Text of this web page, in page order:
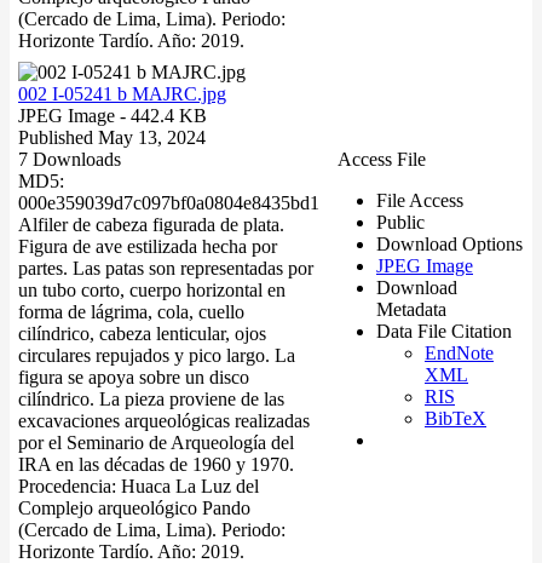
(Cercado de Lima, Lima). Periodo:
Horizonte Tardío. Año: 2019.
002 I-05241 b MAJRC.jpg
JPEG Image - 442.4 KB
Published May 13, 2024
7 Downloads
MD5:
000e359039d7c097bf0a0804e8435bd1
Alfiler de cabeza figurada de plata.
Figura de ave estilizada hecha por
partes. Las patas son representadas por
un tubo corto, cuerpo horizontal en
forma de lágrima, cola, cuello
cilíndrico, cabeza lenticular, ojos
circulares repujados y pico largo. La
figura se apoya sobre un disco
cilíndrico. La pieza proviene de las
excavaciones arqueológicas realizadas
por el Seminario de Arqueología del
IRA en las décadas de 1960 y 1970.
Procedencia: Huaca La Luz del
Complejo arqueológico Pando
(Cercado de Lima, Lima). Periodo:
Horizonte Tardío. Año: 2019.
Access File
File Access
Public
Download Options
JPEG Image
Download
Metadata
Data File Citation
EndNote
XML
RIS
BibTeX